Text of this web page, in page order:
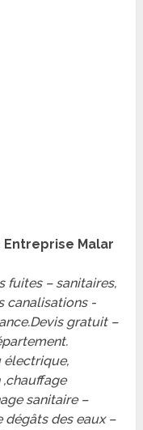
Malar
fuites – sanitaires,
canalisations -
gratuit –
électrique,
sanitaire –
dégâts des eaux –